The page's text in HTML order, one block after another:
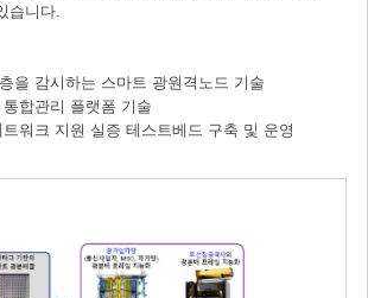
습니다.
을 감시하는 스마트 광원격노드 기술
합관리 플랫폼 기술
워크 지원 실증 테스트베드 구축 및 운영